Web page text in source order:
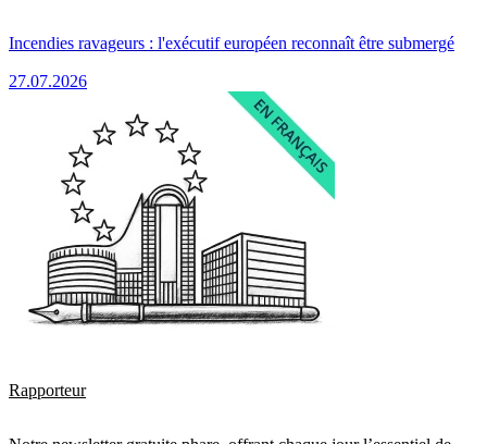
Incendies ravageurs : l'exécutif européen reconnaît être submergé
27.07.2026
Rapporteur